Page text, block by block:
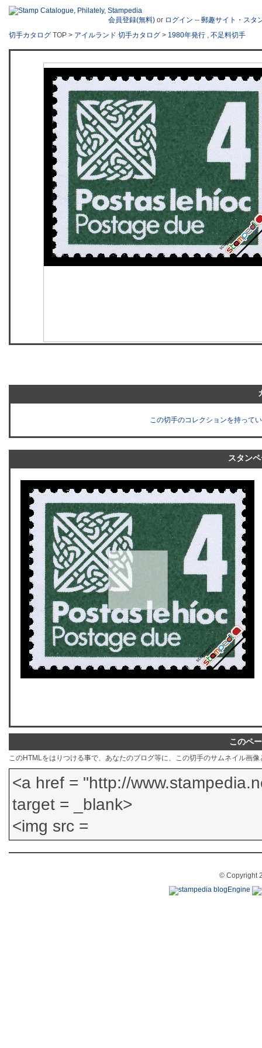
会員登録(無料) or ログイン -- 郵趣サイト・スタ
切手カタログ TOP > アイルランド 切手カタログ > 1980年発行 , 不足料切手
この切手のコレクションを持って
スタン
このペ
このHTMLをはりつける事で、あなたのブログ等に、この切手のサムネイル画
© Copyright